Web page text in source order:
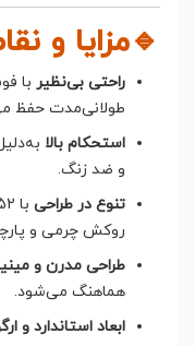
🔹مزایا و
راحتی بی‌نظیر با
طولانی‌مدت حفظ
استحکام بالا
و ضد زنگ.
تنوع در طراحی
روکش چرمی و
طراحی مدرن و
هماهنگ می‌شود.
ابعاد استاندارد و